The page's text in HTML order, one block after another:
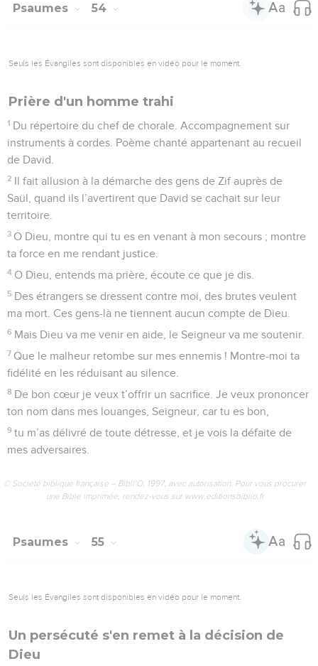
Psaumes 54
Seuls les Évangiles sont disponibles en vidéo pour le moment.
Prière d'un homme trahi
1 Du répertoire du chef de chorale. Accompagnement sur
instruments à cordes. Poème chanté appartenant au recueil
de David.
2 Il fait allusion à la démarche des gens de Zif auprès de
Saül, quand ils l’avertirent que David se cachait sur leur
territoire.
3 O Dieu, montre qui tu es en venant à mon secours ; montre
ta force en me rendant justice.
4 O Dieu, entends ma prière, écoute ce que je dis.
5 Des étrangers se dressent contre moi, des brutes veulent
ma mort. Ces gens-là ne tiennent aucun compte de Dieu.
6 Mais Dieu va me venir en aide, le Seigneur va me soutenir.
7 Que le malheur retombe sur mes ennemis ! Montre-moi ta
fidélité en les réduisant au silence.
8 De bon cœur je veux t’offrir un sacrifice. Je veux prononcer
ton nom dans mes louanges, Seigneur, car tu es bon,
9 tu m’as délivré de toute détresse, et je vois la défaite de
mes adversaires.
© Société biblique française – Bibli’O, 1997, avec autorisation. Pour vous procurer
une Bible imprimée, rendez-vous sur www.editionsbiblio.fr
Psaumes 55
Seuls les Évangiles sont disponibles en vidéo pour le moment.
Un persécuté s'en remet à la décision de
Dieu